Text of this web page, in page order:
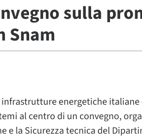
sulla
Snam
energetiche italiane
al centro di un convegno,
e la Sicurezza tecnica del